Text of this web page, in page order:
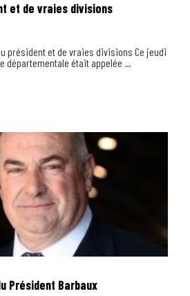
et de vraies divisions
président et de vraies divisions Ce jeudi
départementale était appelée …
Président Barbaux